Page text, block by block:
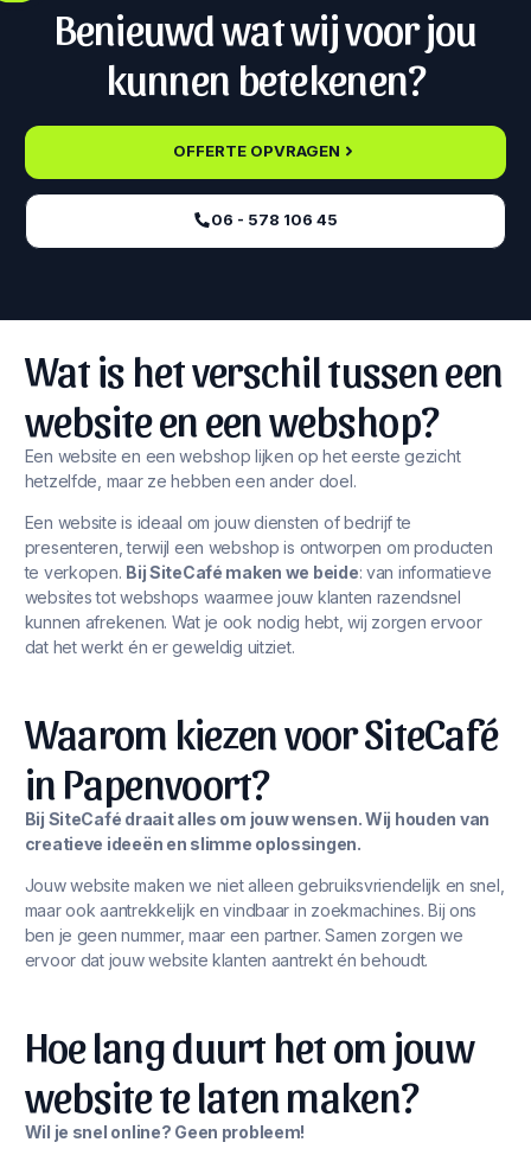
Benieuwd wat wij voor jou
kunnen betekenen?
OFFERTE OPVRAGEN
06 - 578 106 45‬
Wat is het verschil tussen een
website en een webshop?
Een website en een webshop lijken op het eerste gezicht
hetzelfde, maar ze hebben een ander doel.
Een website is ideaal om jouw diensten of bedrijf te
presenteren, terwijl een webshop is ontworpen om producten
te verkopen. Bij SiteCafé maken we beide: van informatieve
websites tot webshops waarmee jouw klanten razendsnel
kunnen afrekenen. Wat je ook nodig hebt, wij zorgen ervoor
dat het werkt én er geweldig uitziet.
Waarom kiezen voor SiteCafé
in Papenvoort?
Bij SiteCafé draait alles om jouw wensen. Wij houden van
creatieve ideeën en slimme oplossingen.
Jouw website maken we niet alleen gebruiksvriendelijk en snel,
maar ook aantrekkelijk en vindbaar in zoekmachines. Bij ons
ben je geen nummer, maar een partner. Samen zorgen we
ervoor dat jouw website klanten aantrekt én behoudt.
Hoe lang duurt het om jouw
website te laten maken?
Wil je snel online? Geen probleem!